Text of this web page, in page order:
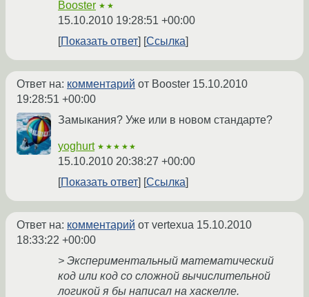
Booster ★★
15.10.2010 19:28:51 +00:00
Показать ответ
Ссылка
Ответ на: комментарий от Booster 15.10.2010
19:28:51 +00:00
Замыкания? Уже или в новом стандарте?
yoghurt ★★★★★
15.10.2010 20:38:27 +00:00
Показать ответ
Ссылка
Ответ на: комментарий от vertexua 15.10.2010
18:33:22 +00:00
> Экспериментальный математический
код или код со сложной вычислительной
логикой я бы написал на хаскелле.